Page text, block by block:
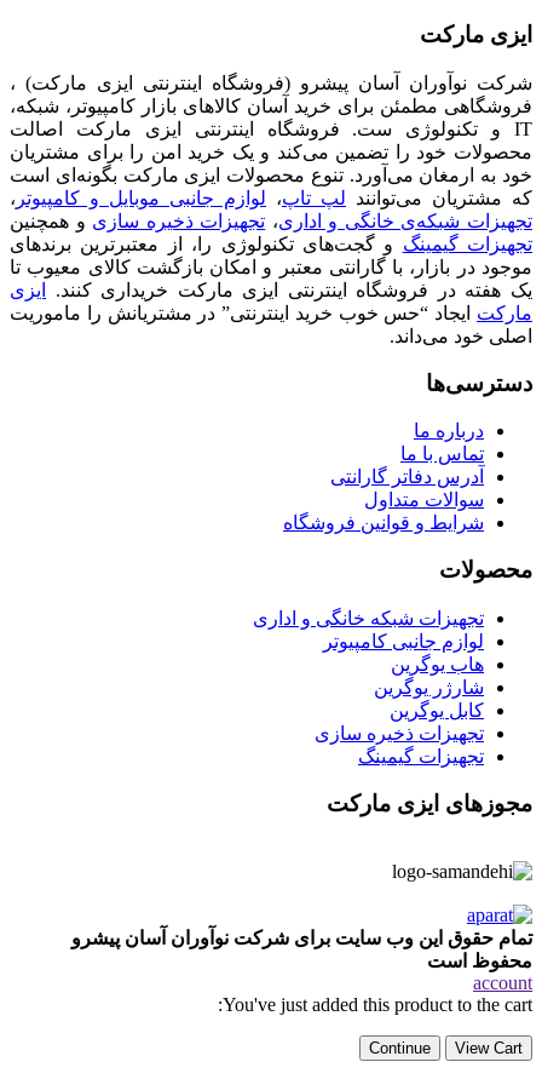
ایزی مارکت
شرکت نوآوران آسان پیشرو (فروشگاه اینترنتی ایزی مارکت) ،
فروشگاهی مطمئن برای خرید آسان کالاهای بازار کامپیوتر، شبکه،
IT و تکنولوژی ست. فروشگاه اینترنتی ایزی مارکت اصالت
محصولات خود را تضمین می‌کند و یک خرید امن را برای مشتریان
خود به ارمغان می‌آورد. تنوع محصولات ایزی مارکت بگونه‌ای است
که مشتریان می‌توانند لپ تاپ، لوازم جانبی موبایل و کامپیوتر ،
تجهیزات شبکه‌ی خانگی و اداری، تجهیزات ذخیره سازی و همچنین
تجهیزات گیمینگ و گجت‌های تکنولوژی را، از معتبرترین برندهای
موجود در بازار، با گارانتی معتبر و امکان بازگشت کالای معیوب تا
یک هفته در فروشگاه اینترنتی ایزی مارکت خریداری کنند.
ایزی
مارکت ایجاد “حس خوب خرید اینترنتی” در مشتریانش را ماموریت
اصلی خود می‌داند.
دسترسی‌ها
درباره ما
تماس با ما
آدرس دفاتر گارانتی
سوالات متداول
شرایط و قوانین فروشگاه
محصولات
تجهیزات شبکه خانگی و اداری
لوازم جانبی کامپیوتر
هاب یوگرین
شارژر یوگرین
کابل یوگرین
تجهیزات ذخیره سازی
تجهیزات گیمینگ
مجوزهای ایزی مارکت
تمام حقوق این وب سایت برای شرکت نوآوران آسان پیشرو
محفوظ است
account
You've just added this product to the cart:
View Cart
Continue